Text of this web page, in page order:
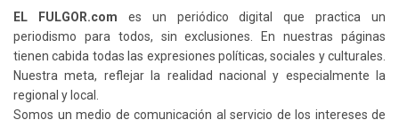
EL FULGOR.com es un periódico digital que practica un
periodismo para todos, sin exclusiones. En nuestras páginas
tienen cabida todas las expresiones políticas, sociales y culturales.
Nuestra meta, reflejar la realidad nacional y especialmente la
regional y local.
Somos un medio de comunicación al servicio de los intereses de